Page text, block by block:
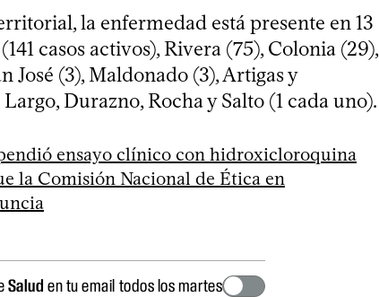
la enfermedad está presente en 13
casos activos), Rivera (75), Colonia (29),
José (3), Maldonado (3), Artigas y
Durazno, Rocha y Salto (1 cada uno).
ensayo clínico con hidroxicloroquina
la Comisión Nacional de Ética en
Salud en tu email todos los martes